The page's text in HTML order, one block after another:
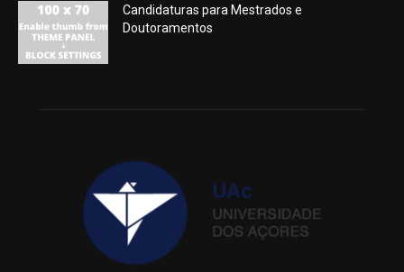
Candidaturas para Mestrados e
Doutoramentos